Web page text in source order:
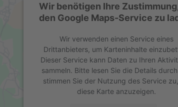
Wir benötigen Ihre
den Google Maps-Service zu
Wir verwenden einen Service eines
Drittanbieters, um Karteninhalte
Dieser Service kann Daten zu Ihren
sammeln. Bitte lesen Sie die Details
stimmen Sie der Nutzung des Service
diese Karte anzuzeigen.